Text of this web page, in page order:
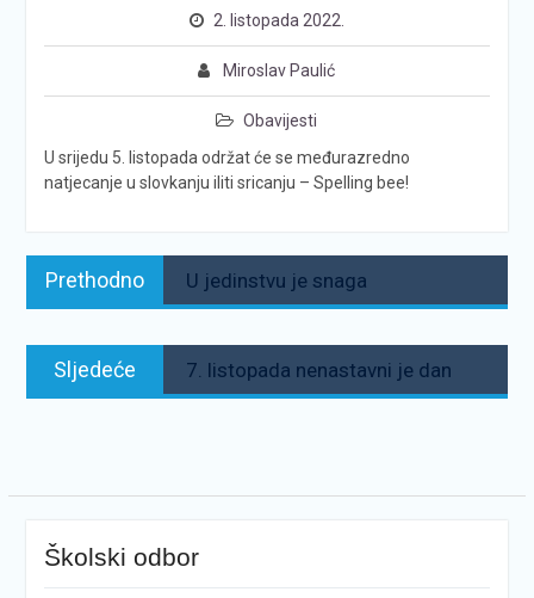
2. listopada 2022.
Miroslav Paulić
Obavijesti
U srijedu 5. listopada održat će se međurazredno
natjecanje u slovkanju iliti sricanju – Spelling bee!
Navigacija
objava
Prethodno U jedinstvu je snaga
Sljedeće 7. listopada nenastavni je dan
Školski odbor